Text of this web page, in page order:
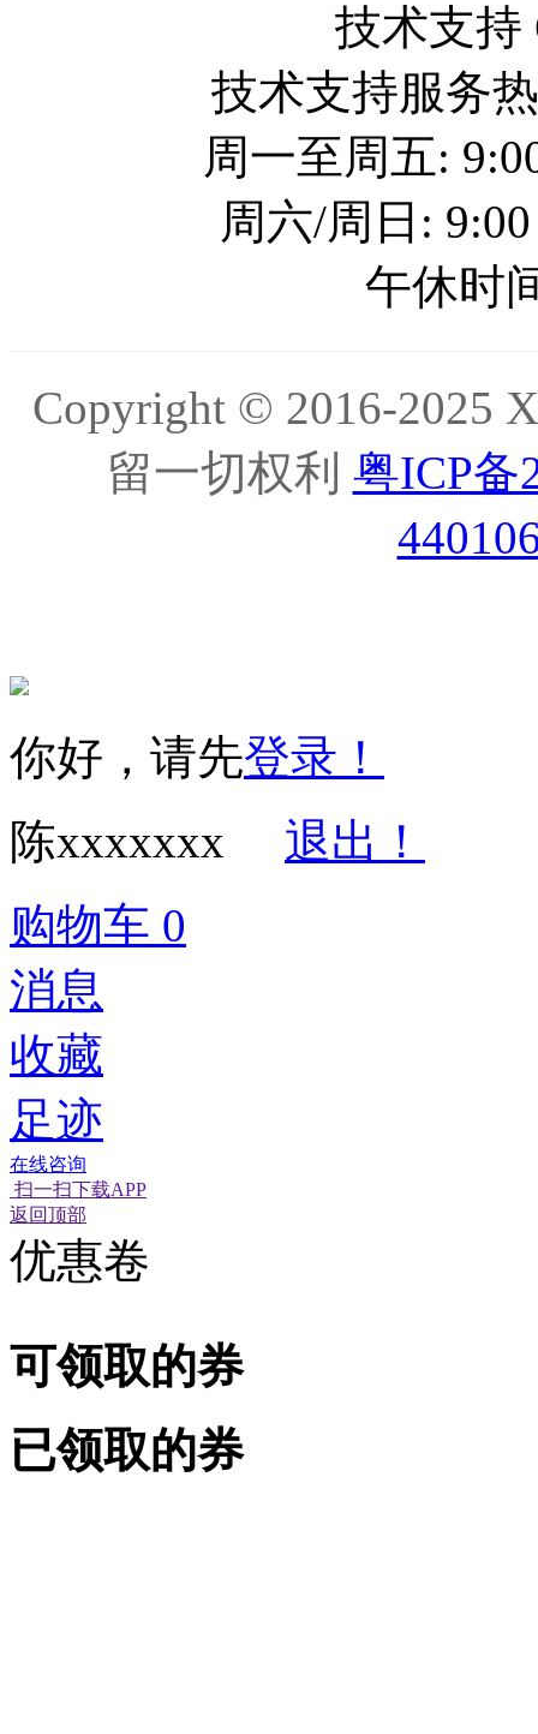
技术支持
技术支持服务
周一至周五:
周六/周日:
午休时
Copyright © 2016-2025
留一切权利 粤ICP备
你好，请先登录！
陈xxxxxxx
退出！
购物车 0
消息
收藏
足迹
在线咨询
扫一扫下载APP
返回顶部
优惠卷
可领取的券
已领取的券